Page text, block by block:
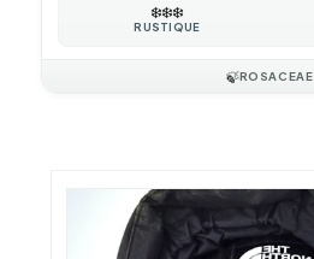
❄️❄️❄️
RUSTIQUE
🍃ROSACEAE